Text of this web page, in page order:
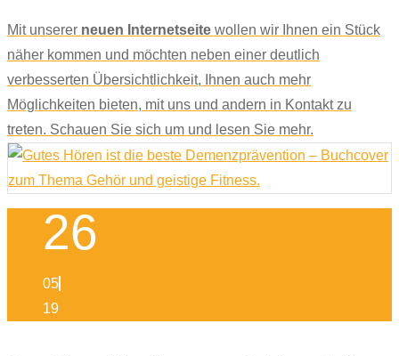
Mit unserer neuen Internetseite wollen wir Ihnen ein Stück
näher kommen und möchten neben einer deutlich
verbesserten Übersichtlichkeit, Ihnen auch mehr
Möglichkeiten bieten, mit uns und andern in Kontakt zu
treten. Schauen Sie sich um und lesen Sie mehr.
26
05
19